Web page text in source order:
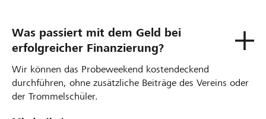
Was passiert mit dem Geld bei
erfolgreicher Finanzierung?
Wir können das Probeweekend kostendeckend
durchführen, ohne zusätzliche Beiträge des Vereins oder
der Trommelschüler.